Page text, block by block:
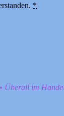
*
Überall im